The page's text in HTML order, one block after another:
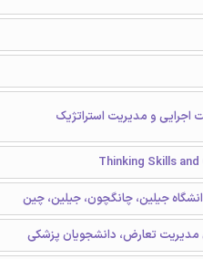
اجرایی و مدیریت استراتژیک
جیلین، چانگچون، جیلین، چین
مدیریت تعارض، دانشجویان پزشکی